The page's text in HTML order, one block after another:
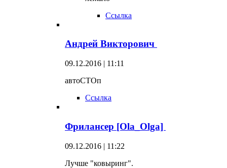
Ссылка
Андрей Викторович
09.12.2016 | 11:11
автоСТОп
Ссылка
Фрилансер [Ola_Olga]
09.12.2016 | 11:22
Лучше "ковыринг".